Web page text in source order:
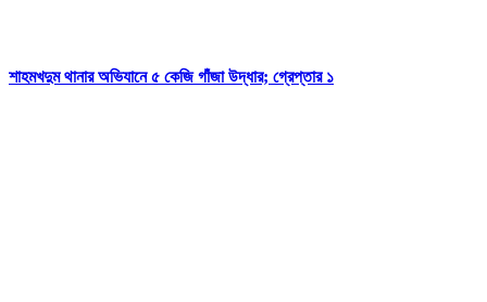
শাহমখদুম থানার অভিযানে ৫ কেজি গাঁজা উদ্ধার; গ্রেপ্তার ১